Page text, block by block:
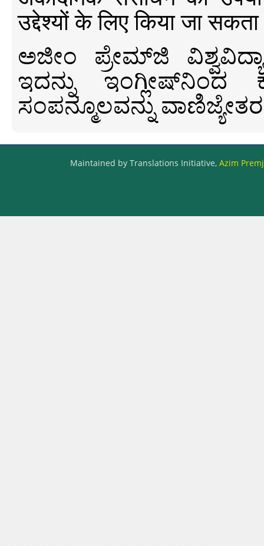
उद्देश्यों के लिए किया जा
ಅಜೀಂ ಪ್ರೇಮ್‍ಜಿ
ಇದನ್ನು ಇಂಗ್ಲೀಷ್‍ನಿಂದ
ಸಂಪನ್ಮೂಲವನ್ನು
Maintained by Translations Initiative, Azim